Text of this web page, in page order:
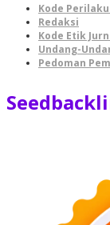
Kode
Redaksi
Kode Etik
Undang-
Pedoman